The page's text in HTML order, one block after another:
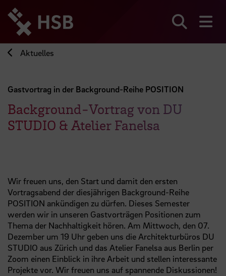
zum
Seiteninhalt
springen
Aktuelles
Gastvortrag in der Background-Reihe POSITION
Background-Vortrag von DU
STUDIO & Atelier Fanelsa
Wir freuen uns, den Start und damit den ersten
Vortragsabend der diesjährigen Background-Reihe
POSITION ankündigen zu dürfen. Dieses Semester
werden wir in unseren Gastvorträgen Positionen zum
Thema der Nachhaltigkeit hören. Am Mittwoch, den 07.
Dezember um 19 Uhr geben uns die Architekturbüros DU
STUDIO aus Zürich und das Atelier Fanelsa aus Berlin per
Zoom einen Einblick in ihre Arbeit und stellen interessante
Projekte vor. Wir freuen uns auf spannende Diskussionen!